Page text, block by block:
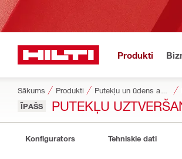
Produkti
Sākums Produkti
ĪPAŠS PUTEKĻU
Konfigurators Tehniskie dati